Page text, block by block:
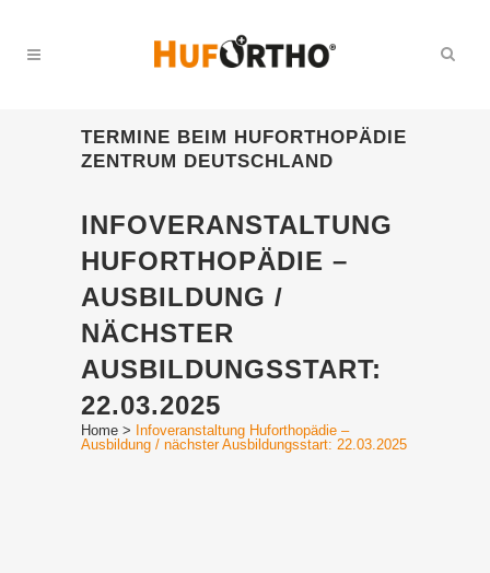
TERMINE BEIM HUFORTHOPÄDIE
ZENTRUM DEUTSCHLAND
INFOVERANSTALTUNG
HUFORTHOPÄDIE –
AUSBILDUNG /
NÄCHSTER
AUSBILDUNGSSTART:
22.03.2025
Home > Infoveranstaltung Huforthopädie –
Ausbildung / nächster Ausbildungsstart: 22.03.2025